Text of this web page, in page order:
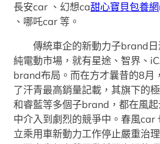
長安car 、幻想ca甜心寶貝包養網
、哪吒car 等。
傳統車企的新動力子brand日
純電動市場，就有星途、智界、
brand布局。而在方才曩昔的8月
了汗青最高銷量記載，其旗下的
和睿藍等多個子brand，都在風
中介入到劇烈的競爭中。春風car
立乘用車新動力工作停止嚴重治